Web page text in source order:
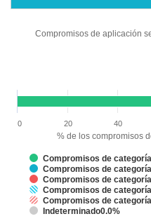
Compromisos de aplicación
The chart has 1 Y axis displaying
% de los compromisos
Compromisos de aplicación
Compromisos de
Compromisos de
Compromisos de
Compromisos de
Compromisos de
Indeterminado0.0%
0 20 40